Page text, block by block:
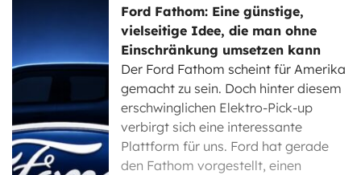
Ford Fathom: Eine günstige,
vielseitige Idee, die man ohne
Einschränkung umsetzen kann
Der Ford Fathom scheint für Amerika
gemacht zu sein. Doch hinter diesem
erschwinglichen Elektro-Pick-up
verbirgt sich eine interessante
Plattform für uns. Ford hat gerade
den Fathom vorgestellt, einen